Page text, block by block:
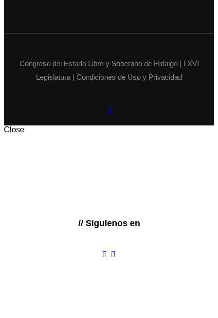
Congreso del Estado Libre y Soberano de Hidalgo | LXVI
Legislatura | Condiciones de Uso y Privacidad
Close
// Siguienos en